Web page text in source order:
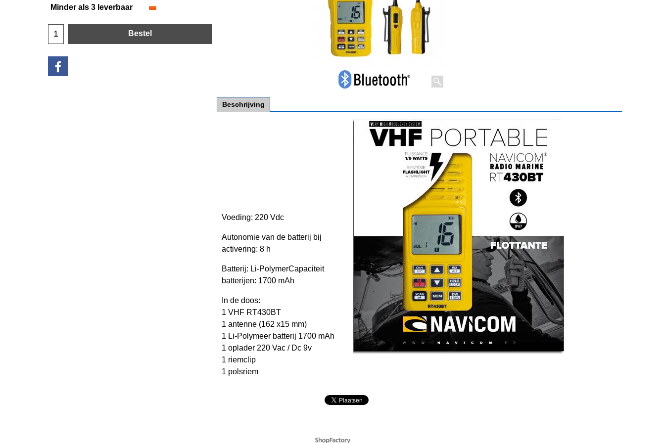
Minder als 3 leverbaar
Bestel
Beschrijving
Voeding: 220 Vdc
Autonomie van de batterij bij
activering: 8 h
Batterij: Li-PolymerCapaciteit
batterijen: 1700 mAh
In de doos:
1 VHF RT430BT
1 antenne (162 x15 mm)
1 Li-Polymeer batterij 1700 mAh
1 oplader 220 Vac / Dc 9v
1 riemclip
1 polsriem
Webwinkel gemaakt met